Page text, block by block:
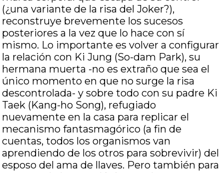
(¿una variante de la risa del Joker?),
reconstruye brevemente los sucesos
posteriores a la vez que lo hace con sí
mismo. Lo importante es volver a configurar
la relación con Ki Jung (So-dam Park), su
hermana muerta -no es extraño que sea el
único momento en que no surge la risa
descontrolada- y sobre todo con su padre Ki
Taek (Kang-ho Song), refugiado
nuevamente en la casa para replicar el
mecanismo fantasmagórico (a fin de
cuentas, todos los organismos van
aprendiendo de los otros para sobrevivir) del
esposo del ama de llaves. Pero también para